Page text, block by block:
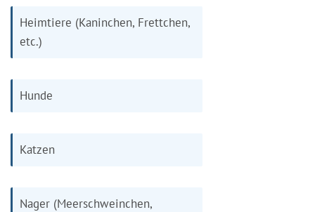
Heimtiere (Kaninchen, Frettchen,
etc.)
Hunde
Katzen
Nager (Meerschweinchen,